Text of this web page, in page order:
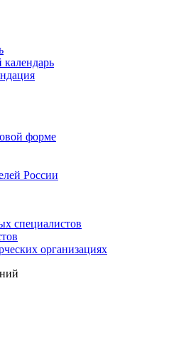
форме
России
специалистов
организациях